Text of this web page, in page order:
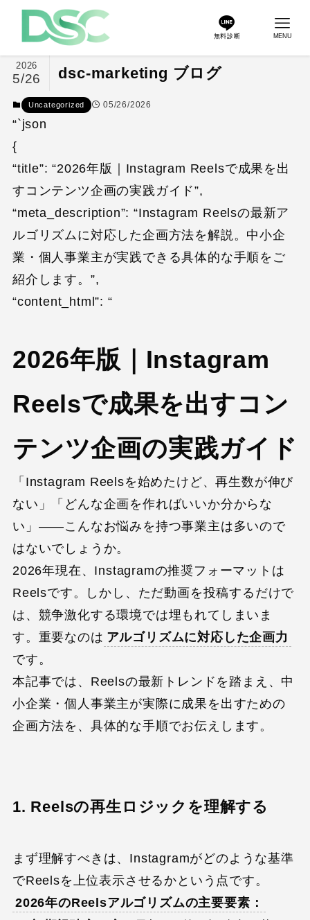
無料診断 MENU
dsc-marketing ブログ
2026
5/26
Uncategorized 05/26/2026
“`json
{
“title”: “2026年版｜Instagram Reelsで成果を出
すコンテンツ企画の実践ガイド”,
“meta_description”: “Instagram Reelsの最新ア
ルゴリズムに対応した企画方法を解説。中小企
業・個人事業主が実践できる具体的な手順をご
紹介します。”,
“content_html”: “
2026年版｜Instagram
Reelsで成果を出すコン
テンツ企画の実践ガイド
「Instagram Reelsを始めたけど、再生数が伸び
ない」「どんな企画を作ればいいか分からな
い」——こんなお悩みを持つ事業主は多いので
はないでしょうか。
2026年現在、Instagramの推奨フォーマットは
Reelsです。しかし、ただ動画を投稿するだけで
は、競争激化する環境では埋もれてしまいま
す。重要なのは アルゴリズムに対応した企画力
です。
本記事では、Reelsの最新トレンドを踏まえ、中
小企業・個人事業主が実際に成果を出すための
企画方法を、具体的な手順でお伝えします。
1. Reelsの再生ロジックを理解する
まず理解すべきは、Instagramがどのような基準
でReelsを上位表示させるかという点です。
2026年のReelsアルゴリズムの主要要素：